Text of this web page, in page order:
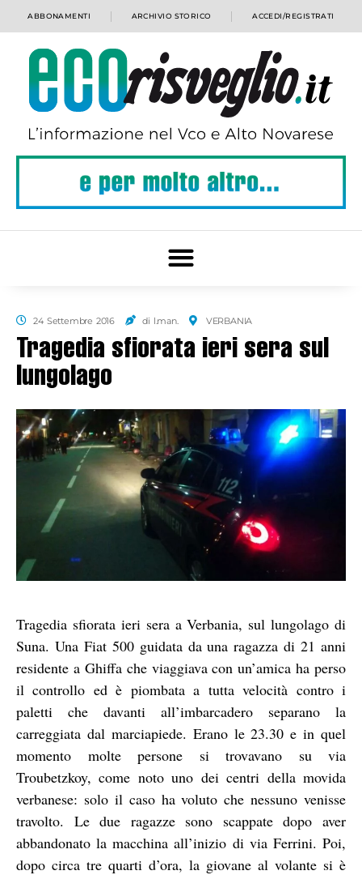
ABBONAMENTI ARCHIVIO STORICO ACCEDI/REGISTRATI
24 Settembre 2016 di l.man. VERBANIA
Tragedia sfiorata ieri sera sul
lungolago
Tragedia sfiorata ieri sera a Verbania, sul lungolago di
Suna. Una Fiat 500 guidata da una ragazza di 21 anni
residente a Ghiffa che viaggiava con un’amica ha perso
il controllo ed è piombata a tutta velocità contro i
paletti che davanti all’imbarcadero separano la
carreggiata dal marciapiede. Erano le 23.30 e in quel
momento molte persone si trovavano su via
Troubetzkoy, come noto uno dei centri della movida
verbanese: solo il caso ha voluto che nessuno venisse
travolto. Le due ragazze sono scappate dopo aver
abbandonato la macchina all’inizio di via Ferrini. Poi,
dopo circa tre quarti d’ora, la giovane al volante si è